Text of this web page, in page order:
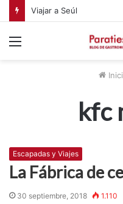
Viajar a Seúl
kfc
Escapadas y Viajes
La Fábrica de
30 septiembre, 2018 1.110